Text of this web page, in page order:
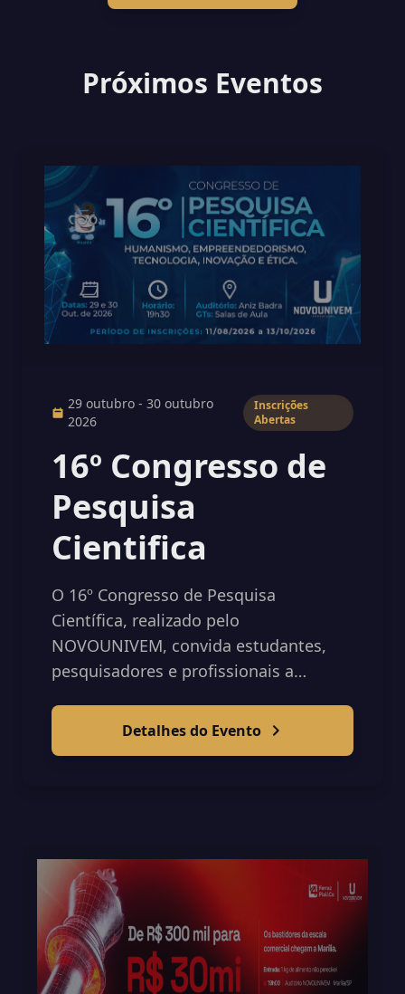
Próximos Eventos
29 outubro - 30 outubro
2026
Inscrições
Abertas
16º Congresso de
Pesquisa
Cientifica
O 16º Congresso de Pesquisa
Científica, realizado pelo
NOVOUNIVEM, convida estudantes,
pesquisadores e profissionais a
moderna sob a temática "Humanismo,
Empreendedorismo...
Detalhes do Evento